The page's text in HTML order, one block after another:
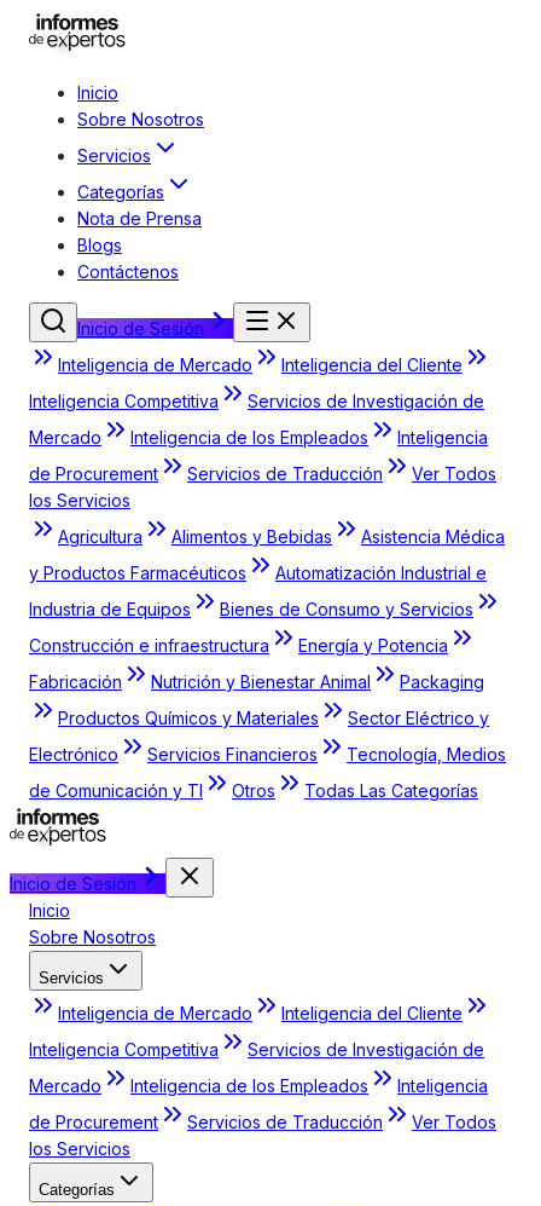
Inicio
Sobre Nosotros
Servicios
Categorías
Nota de Prensa
Blogs
Contáctenos
Inicio de Sesión
Inteligencia de Mercado
Inteligencia del Cliente
Inteligencia Competitiva
Servicios de Investigación de
Mercado
Inteligencia de los Empleados
Inteligencia
de Procurement
Servicios de Traducción
Ver Todos
los Servicios
Agricultura
Alimentos y Bebidas
Asistencia Médica
y Productos Farmacéuticos
Automatización Industrial e
Industria de Equipos
Bienes de Consumo y Servicios
Construcción e infraestructura
Energía y Potencia
Fabricación
Nutrición y Bienestar Animal
Packaging
Productos Químicos y Materiales
Sector Eléctrico y
Electrónico
Servicios Financieros
Tecnología, Medios
de Comunicación y TI
Otros Todas Las Categorías
Inicio de Sesión
Inicio
Sobre Nosotros
Servicios
Inteligencia de Mercado
Inteligencia del Cliente
Inteligencia Competitiva
Servicios de Investigación de
Mercado
Inteligencia de los Empleados
Inteligencia
de Procurement
Servicios de Traducción
Ver Todos
los Servicios
Categorías